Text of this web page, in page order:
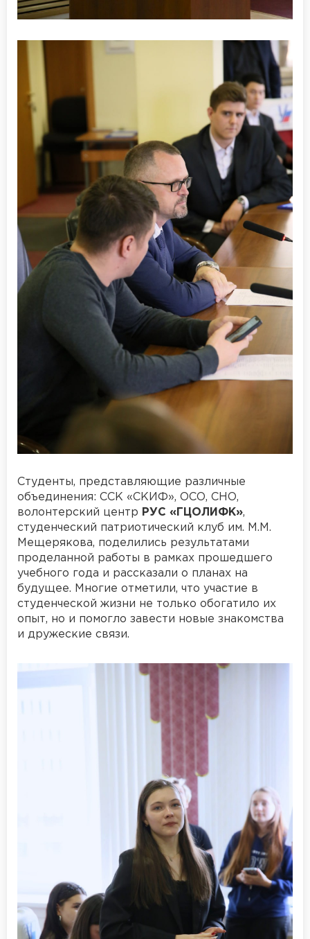
Студенты, представляющие различные
объединения: ССК «СКИФ», ОСО, СНО,
волонтерский центр РУС «ГЦОЛИФК»,
студенческий патриотический клуб им. М.М.
Мещерякова, поделились результатами
проделанной работы в рамках прошедшего
учебного года и рассказали о планах на
будущее. Многие отметили, что участие в
студенческой жизни не только обогатило их
опыт, но и помогло завести новые знакомства
и дружеские связи.